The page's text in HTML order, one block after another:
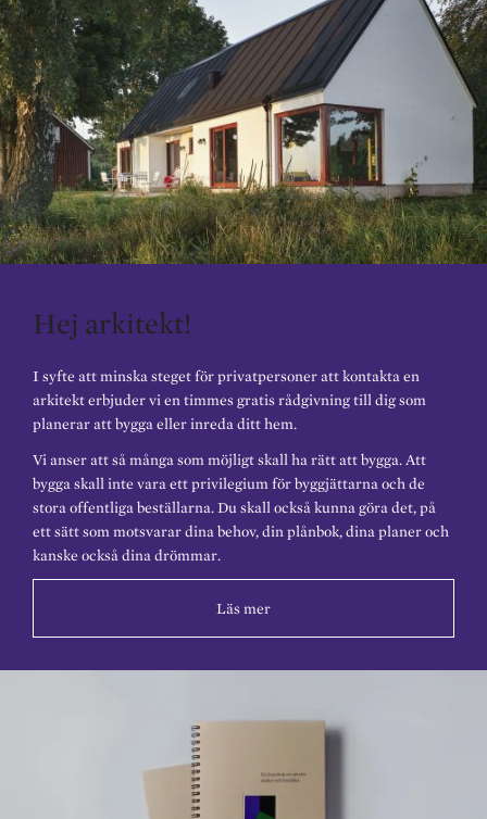
Hej arkitekt!
I syfte att minska steget för privatpersoner att kontakta en
arkitekt erbjuder vi en timmes gratis rådgivning till dig som
planerar att bygga eller inreda ditt hem.
Vi anser att så många som möjligt skall ha rätt att bygga. Att
bygga skall inte vara ett privilegium för byggjättarna och de
stora offentliga beställarna. Du skall också kunna göra det, på
ett sätt som motsvarar dina behov, din plånbok, dina planer och
kanske också dina drömmar.
Läs mer